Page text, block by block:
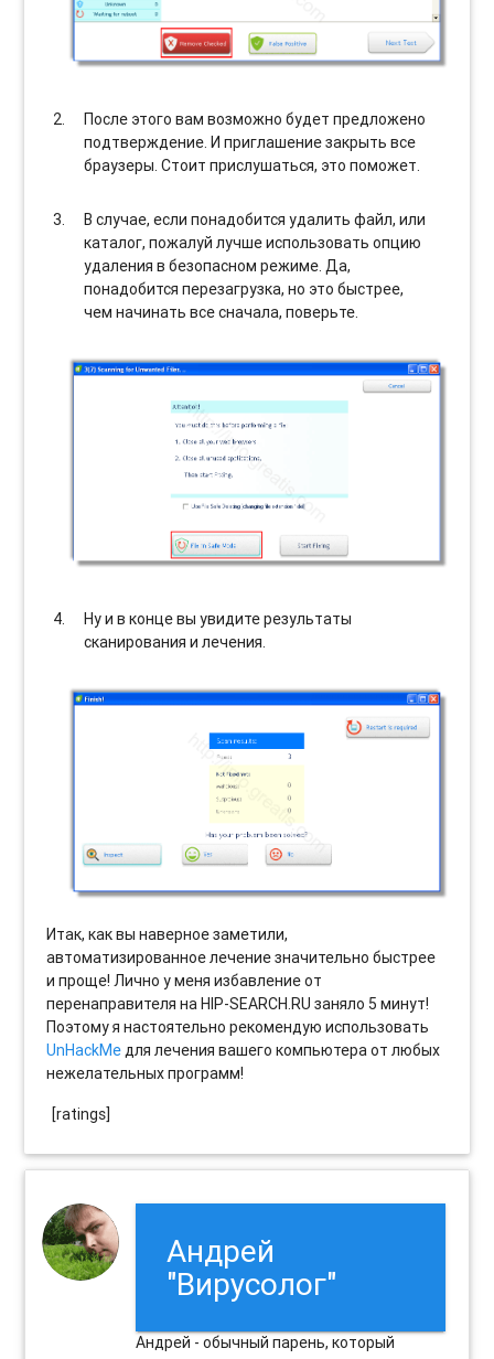
После этого вам возможно будет предложено
подтверждение. И приглашение закрыть все
браузеры. Стоит прислушаться, это поможет.
В случае, если понадобится удалить файл, или
каталог, пожалуй лучше использовать опцию
удаления в безопасном режиме. Да,
понадобится перезагрузка, но это быстрее,
чем начинать все сначала, поверьте.
Ну и в конце вы увидите результаты
сканирования и лечения.
Итак, как вы наверное заметили,
автоматизированное лечение значительно быстрее
и проще! Лично у меня избавление от
перенаправителя на HIP-SEARCH.RU заняло 5 минут!
Поэтому я настоятельно рекомендую использовать
UnHackMeдля лечения вашего компьютера от любых
нежелательных программ!
[ratings]
Андрей
"Вирусолог"
Андрей - обычный парень, который